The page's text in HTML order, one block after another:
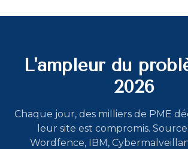
L'ampleur du
2026
Chaque jour, des milliers de PME
leur site est compromis.
Wordfence, IBM,